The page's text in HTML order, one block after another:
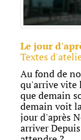
Le jour
Textes
Au fond de
qu'arrive vite
que demain
demain voit
jour d'après
arriver